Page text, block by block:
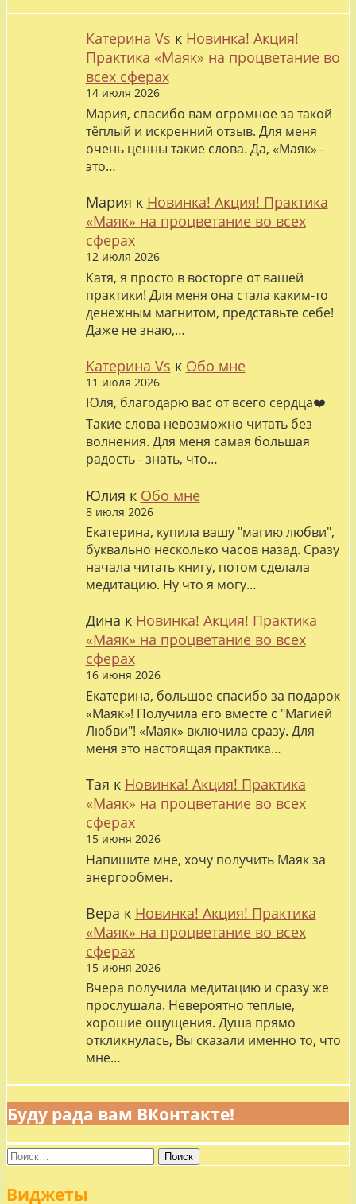
Катерина Vs к Новинка! Акция!
Практика «Маяк» на процветание во
всех сферах
14 июля 2026
Мария, спасибо вам огромное за такой
тёплый и искренний отзыв. Для меня
очень ценны такие слова. Да, «Маяк» -
это…
Мария к Новинка! Акция! Практика
«Маяк» на процветание во всех
сферах
12 июля 2026
Катя, я просто в восторге от вашей
практики! Для меня она стала каким-то
денежным магнитом, представьте себе!
Даже не знаю,…
Катерина Vs к Обо мне
11 июля 2026
Юля, благодарю вас от всего сердца❤️
Такие слова невозможно читать без
волнения. Для меня самая большая
радость - знать, что…
Юлия к Обо мне
8 июля 2026
Екатерина, купила вашу "магию любви",
буквально несколько часов назад. Сразу
начала читать книгу, потом сделала
медитацию. Ну что я могу…
Дина к Новинка! Акция! Практика
«Маяк» на процветание во всех
сферах
16 июня 2026
Екатерина, большое спасибо за подарок
«Маяк»! Получила его вместе с "Магией
Любви"! «Маяк» включила сразу. Для
меня это настоящая практика…
Тая к Новинка! Акция! Практика
«Маяк» на процветание во всех
сферах
15 июня 2026
Напишите мне, хочу получить Маяк за
энергообмен.
Вера к Новинка! Акция! Практика
«Маяк» на процветание во всех
сферах
15 июня 2026
Вчера получила медитацию и сразу же
прослушала. Невероятно теплые,
хорошие ощущения. Душа прямо
откликнулась, Вы сказали именно то, что
мне…
Буду рада вам ВКонтакте!
Найти:
Виджеты